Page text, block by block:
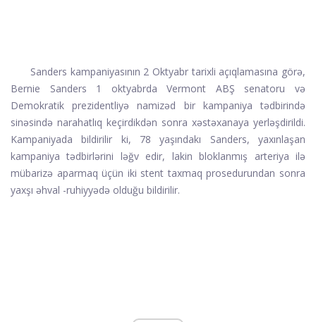
Sanders kampaniyasının 2 Oktyabr tarixli açıqlamasına görə,
Bernie Sanders 1 oktyabrda Vermont ABŞ senatoru və
Demokratik prezidentliyə namizəd bir kampaniya tədbirində
sinəsində narahatlıq keçirdikdən sonra xəstəxanaya yerləşdirildi.
Kampaniyada bildirilir ki, 78 yaşındakı Sanders, yaxınlaşan
kampaniya tədbirlərini ləğv edir, lakin bloklanmış arteriya ilə
mübarizə aparmaq üçün iki stent taxmaq prosedurundan sonra
yaxşı əhval -ruhiyyədə olduğu bildirilir.